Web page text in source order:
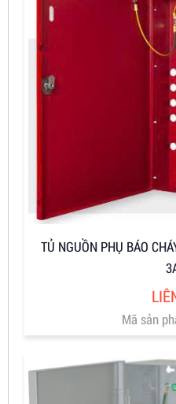
TỦ NGUỒN PHỤ BÁO
Mã sản